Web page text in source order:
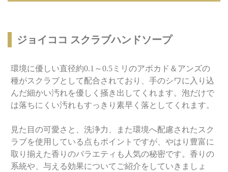
ジョイココ スクラブハンドソープ
環境に優しい直径約0.1～0.5ミリのアボカド＆アンズの
種がスクラブとして配合されており、手のシワに入り込
んだ細かい汚れを優しく掻き出してくれます。泡だけで
は落ちにくい汚れもすっきり素早く落としてくれます。
見た目の可愛さと、洗浄力、また環境へ配慮されたスク
ラブを使用している点もポイントですが、やはり豊富に
取り揃えた香りのバラエティも人気の秘密です。香りの
系統や、与える効果についてご紹介をしていきましょ